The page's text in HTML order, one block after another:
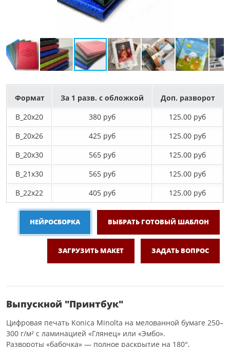
Формат За 1 разв. с обложкой
Доп. разворот
B_20х20
380 руб
125.00 руб
B_20х26
425 руб
125.00 руб
B_20х30
565 руб
125.00 руб
B_21х30
565 руб
125.00 руб
B_22х22
405 руб 125.00 руб
НЕЙРОСБОРКА ВЫБРАТЬ ГОТОВЫЙ ШАБЛОН
ЗАГРУЗИТЬ МАКЕТ ЗАДАТЬ ВОПРОС
Выпускной "Принтбук"
Цифровая печать Konica Minolta на мелованной бумаге 250–
300 г/м² с ламинацией «Глянец» или «Эмбо».
Развороты «бабочка» — полное раскрытие на 180°,